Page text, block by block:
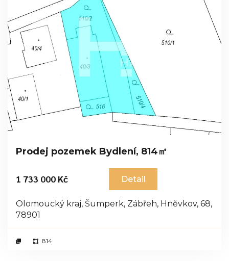
Prodej pozemek Bydlení, 814㎡
1 733 000 Kč Detail
Olomoucký kraj, Šumperk, Zábřeh, Hněvkov, 68,
78901
814